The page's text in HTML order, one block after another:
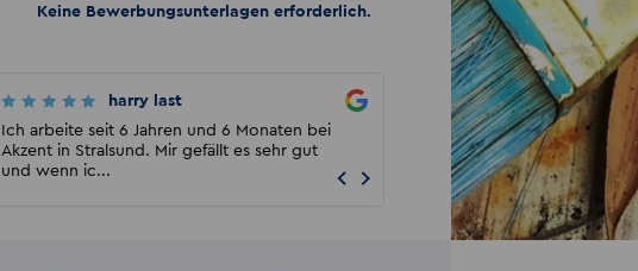
Keine Bewerbungsunterlagen erforderlich.
harry last
Ich arbeite seit 6 Jahren und 6 Monaten bei
Akzent in Stralsund. Mir gefällt es sehr gut
und wenn ic...
Rene Gerstenberg
Ich bin sehr zufrieden mit der
Akzent. Ich arbeite seit fast 14
Maler u...